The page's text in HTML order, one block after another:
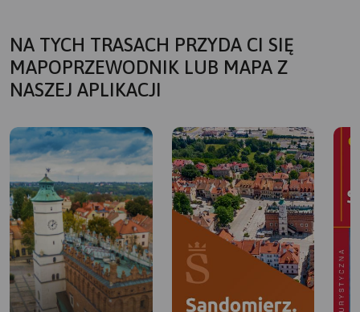
NA TYCH TRASACH PRZYDA CI SIĘ
MAPOPRZEWODNIK LUB MAPA Z
NASZEJ APLIKACJI